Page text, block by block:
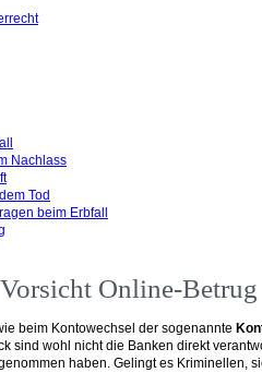
Online-Betrug
beim Kontowechsel der sogenannte
sind wohl nicht die Banken direkt
haben. Gelingt es Kriminellen,